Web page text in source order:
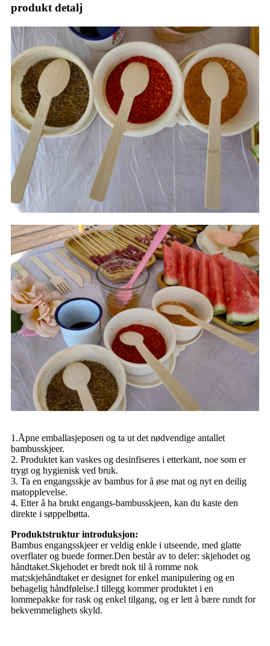
produkt detalj
1.Åpne emballasjeposen og ta ut det nødvendige antallet
bambusskjeer.
2. Produktet kan vaskes og desinfiseres i etterkant, noe som er
trygt og hygienisk ved bruk.
3. Ta en engangsskje av bambus for å øse mat og nyt en deilig
matopplevelse.
4. Etter å ha brukt engangs-bambusskjeen, kan du kaste den
direkte i søppelbøtta.
Produktstruktur introduksjon:
Bambus engangsskjeer er veldig enkle i utseende, med glatte
overflater og buede former.Den består av to deler: skjehodet og
håndtaket.Skjehodet er bredt nok til å romme nok
mat;skjehåndtaket er designet for enkel manipulering og en
behagelig håndfølelse.I tillegg kommer produktet i en
lommepakke for rask og enkel tilgang, og er lett å bære rundt for
bekvemmelighets skyld.